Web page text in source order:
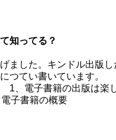
知ってる？
ました。キンドル出版
つてい書いています。
1、電子書籍の出版は楽
子書籍の概要